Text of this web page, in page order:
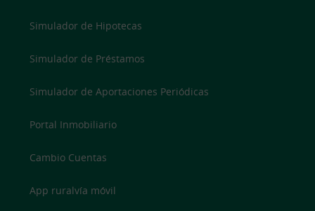
Simulador de Hipotecas
Simulador de Préstamos
Simulador de Aportaciones Periódicas
Portal Inmobiliario
Cambio Cuentas
App ruralvía móvil